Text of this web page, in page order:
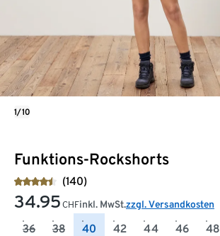
Funktions-Rockshorts
(140)
34.95 CHFinkl. MwSt.zzgl. Versandkosten
36 38 40 42 44 46 48
1/10